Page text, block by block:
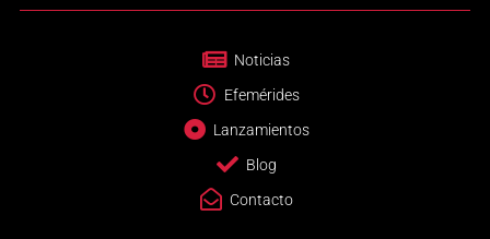
Noticias
Efemérides
Lanzamientos
Blog
Contacto